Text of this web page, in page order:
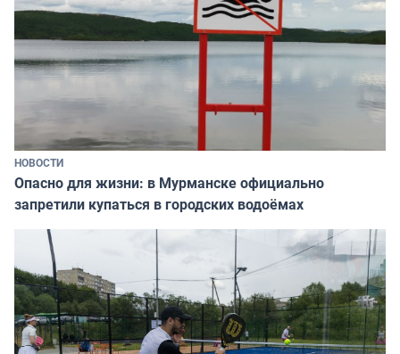
НОВОСТИ
Опасно для жизни: в Мурманске официально
запретили купаться в городских водоёмах